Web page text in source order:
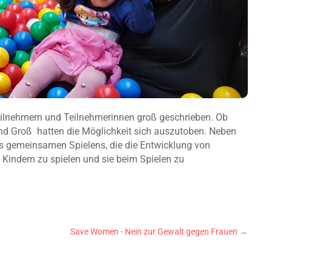
und Teilnehmerinnen groß geschrieben. Ob
Groß hatten die Möglichkeit sich auszutoben. Neben
gemeinsamen Spielens, die die Entwicklung von
zu spielen und sie beim Spielen zu
Save Women - Nein zur Gewalt gegen Frauen →